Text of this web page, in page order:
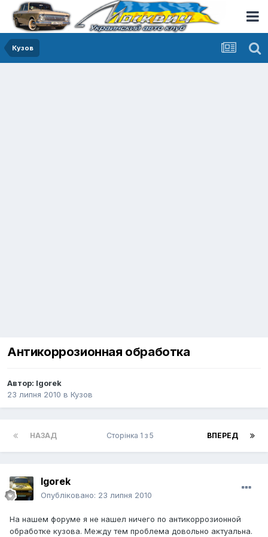
Кузов
Антикоррозионная обработка
Автор: Igorek
23 липня 2010 в Кузов
НАЗАД ВПЕРЕД
Сторінка 1 з 5
Igorek
Опубліковано: 23 липня 2010
На нашем форуме я не нашел ничего по антикоррозионной
обработке кузова. Между тем проблема довольно актуальна.